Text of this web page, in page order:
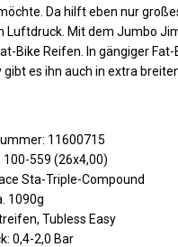
Da hilft eben nur
Luftdruck. Mit dem Jumbo
Bike Reifen. In gängiger
es ihn auch in extra
11600715
100-559 (26x4,00)
Sta-Triple-Compound
1090g
Tubless Easy
0,4-2,0 Bar